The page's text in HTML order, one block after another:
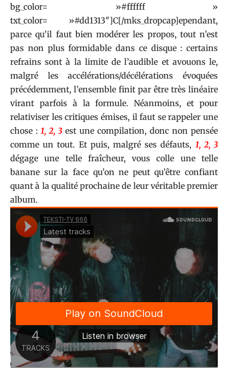
bg_color= »#ffffff »
txt_color= »#dd1313″]C[/mks_dropcap]ependant,
parce qu’il faut bien modérer les propos, tout n’est
pas non plus formidable dans ce disque : certains
refrains sont à la limite de l’audible et avouons le,
malgré les accélérations/décélérations évoquées
précédemment, l’ensemble finit par être très linéaire
virant parfois à la formule. Néanmoins, et pour
relativiser les critiques émises, il faut se rappeler une
chose : 1, 2, 3 est une compilation, donc non pensée
comme un tout. Et puis, malgré ses défauts, 1, 2, 3
dégage une telle fraîcheur, vous colle une telle
banane sur la face qu’on ne peut qu’être confiant
quant à la qualité prochaine de leur véritable premier
album.